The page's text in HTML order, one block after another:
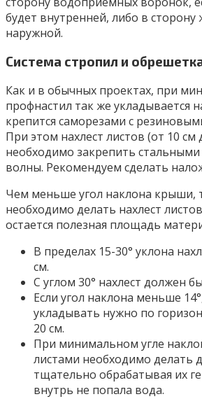
будет внутренней, либо в сторону
наружной.
Система стропил и
Как и в обычных проектах, при
профнастил так же укладывается
крепится саморезами с
При этом нахлест листов (от 10 см
необходимо закрепить
волны. Рекомендуем сделать
Чем меньше угол наклона крыши,
необходимо делать нахлест
остается полезная площадь
В пределах 15-30° уклона
см.
С углом 30° нахлест должен
Если угол наклона меньше
укладывать нужно по
20 см.
При минимальном угле
листами необходимо делать
тщательно обрабатывая их
внутрь не попала вода.